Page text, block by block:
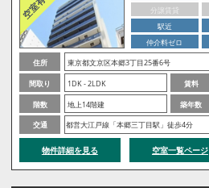
分譲賃貸
駅近
仲介料ゼロ
住所
東京都文京区本郷3丁目25番6号
間取り
1DK - 2LDK 賃料
階数
地上14階建 築年数
交通
都営大江戸線「本郷三丁目駅」徒歩4分
物件詳細を見る 空室一覧ページ